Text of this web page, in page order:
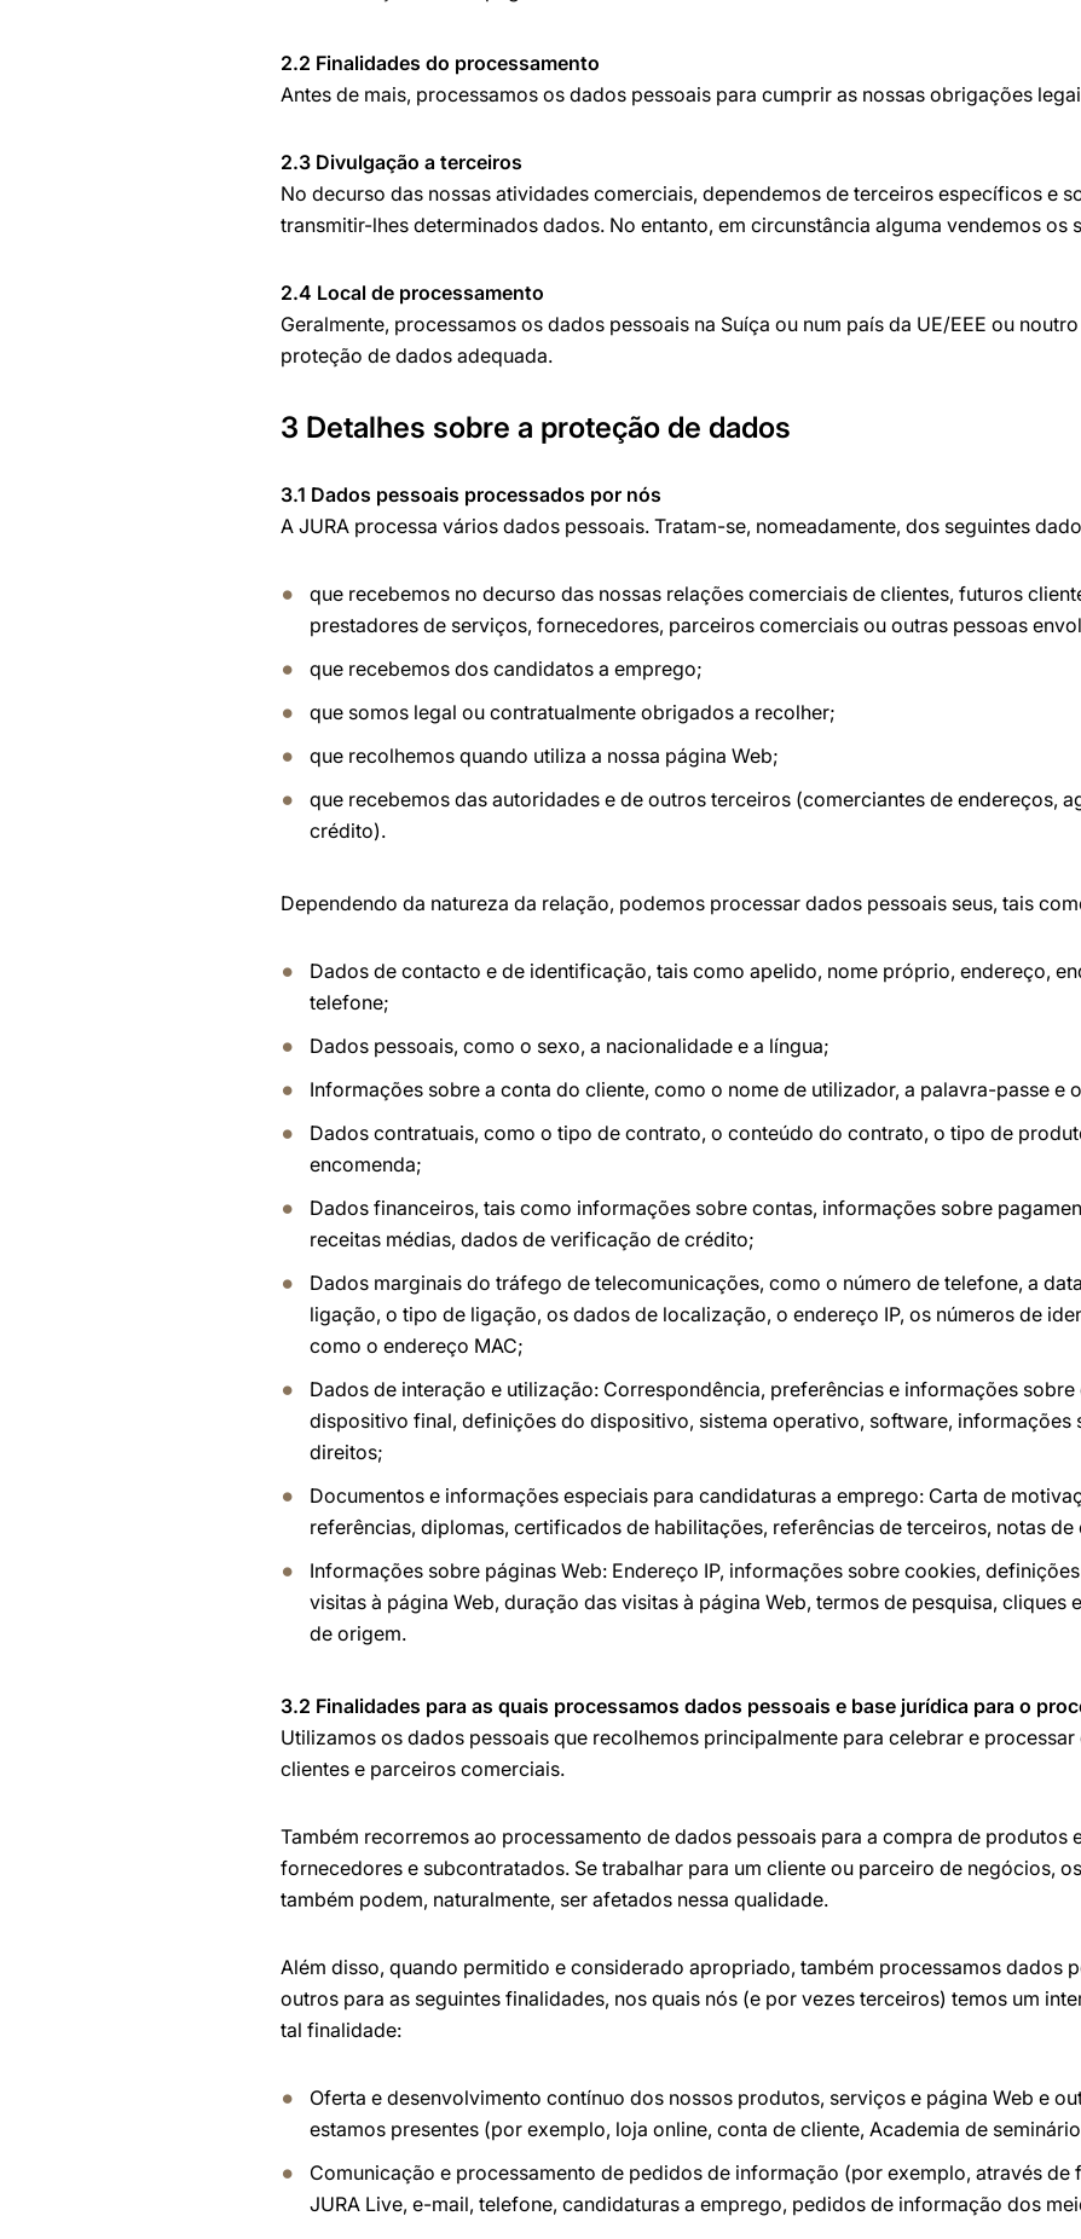
2.2 Finalidades do processamento
Antes de mais, processamos os dados pessoais para cumprir as nossas obrigações
2.3 Divulgação a terceiros
No decurso das nossas atividades comerciais, dependemos de terceiros específicos e
transmitir-lhes determinados dados. No entanto, em circunstância alguma vendemos os
2.4 Local de processamento
Geralmente, processamos os dados pessoais na Suíça ou num país da UE/EEE ou
proteção de dados adequada.
3 Detalhes sobre a proteção de dados
3.1 Dados pessoais processados por nós
A JURA processa vários dados pessoais. Tratam-se, nomeadamente, dos seguintes
que recebemos no decurso das nossas relações comerciais de clientes, futuros
prestadores de serviços, fornecedores, parceiros comerciais ou outras pessoas
que recebemos dos candidatos a emprego;
que somos legal ou contratualmente obrigados a recolher;
que recolhemos quando utiliza a nossa página Web;
que recebemos das autoridades e de outros terceiros (comerciantes de endereços,
crédito).
Dependendo da natureza da relação, podemos processar dados pessoais seus, tais
Dados de contacto e de identificação, tais como apelido, nome próprio, endereço,
telefone;
Dados pessoais, como o sexo, a nacionalidade e a língua;
Informações sobre a conta do cliente, como o nome de utilizador, a palavra-passe e
Dados contratuais, como o tipo de contrato, o conteúdo do contrato, o tipo de
encomenda;
Dados financeiros, tais como informações sobre contas, informações sobre
receitas médias, dados de verificação de crédito;
Dados marginais do tráfego de telecomunicações, como o número de telefone, a
ligação, o tipo de ligação, os dados de localização, o endereço IP, os números de
como o endereço MAC;
Dados de interação e utilização: Correspondência, preferências e informações
dispositivo final, definições do dispositivo, sistema operativo, software, informações
direitos;
Documentos e informações especiais para candidaturas a emprego: Carta de
referências, diplomas, certificados de habilitações, referências de terceiros, notas de
Informações sobre páginas Web: Endereço IP, informações sobre cookies,
visitas à página Web, duração das visitas à página Web, termos de pesquisa, cliques
de origem.
3.2 Finalidades para as quais processamos dados pessoais e base jurídica para o
Utilizamos os dados pessoais que recolhemos principalmente para celebrar e
clientes e parceiros comerciais.
Também recorremos ao processamento de dados pessoais para a compra de produtos
fornecedores e subcontratados. Se trabalhar para um cliente ou parceiro de negócios,
também podem, naturalmente, ser afetados nessa qualidade.
Além disso, quando permitido e considerado apropriado, também processamos dados
outros para as seguintes finalidades, nos quais nós (e por vezes terceiros) temos um
tal finalidade:
Oferta e desenvolvimento contínuo dos nossos produtos, serviços e página Web e
estamos presentes (por exemplo, loja online, conta de cliente, Academia de
Comunicação e processamento de pedidos de informação (por exemplo, através de
JURA Live, e-mail, telefone, candidaturas a emprego, pedidos de informação dos